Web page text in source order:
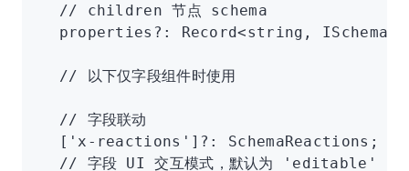
  // children 节点 schema
  properties
?: Record<string , ISchema
  // 以下仅字段组件时使用
  // 字段联动
  [
'x-reactions' ] ?: SchemaReactions ;
  // 字段 UI 交互模式，默认为 'editable'